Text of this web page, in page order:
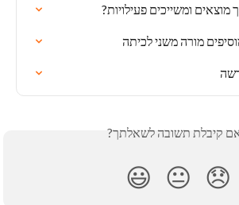
מוצאים ומשייכים פעילויות?
מורה משני לכיתה
קיבלת תשובה לשאלתך?
😞
😐
😃